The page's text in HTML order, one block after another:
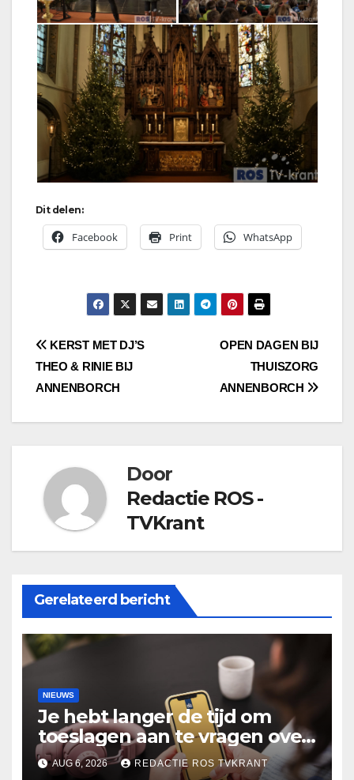
Dit delen:
Facebook Print WhatsApp
Bericht
navigatie
OPEN DAGEN BIJ
THUISZORG
ANNENBORCH
KERST MET DJ’S
THEO & RINIE BIJ
ANNENBORCH
Door
Redactie ROS -
TVKrant
Gerelateerd bericht
NIEUWS
Je hebt langer de tijd om
toeslagen aan te vragen over
2025
AUG 6, 2026 REDACTIE ROS TVKRANT